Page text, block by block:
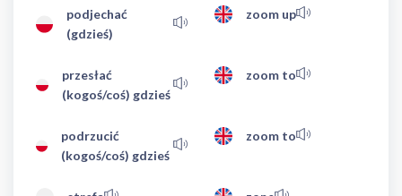
podjechać
(gdzieś)
zoom up
przesłać
(kogoś/coś) gdzieś
zoom to
podrzucić
(kogoś/coś) gdzieś
zoom to